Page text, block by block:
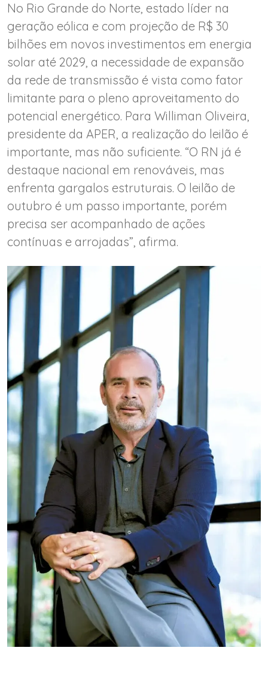
No Rio Grande do Norte, estado líder na
geração eólica e com projeção de R$ 30
bilhões em novos investimentos em energia
solar até 2029, a necessidade de expansão
da rede de transmissão é vista como fator
limitante para o pleno aproveitamento do
potencial energético. Para Williman Oliveira,
presidente da APER, a realização do leilão é
importante, mas não suficiente. “O RN já é
destaque nacional em renováveis, mas
enfrenta gargalos estruturais. O leilão de
outubro é um passo importante, porém
precisa ser acompanhado de ações
contínuas e arrojadas”, afirma.